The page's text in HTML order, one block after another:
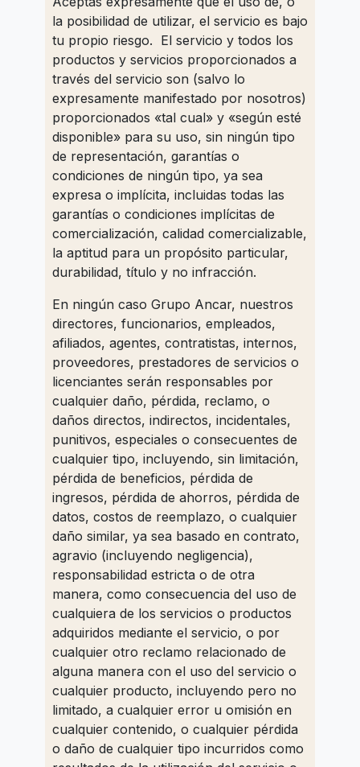
la posibilidad de utilizar, el servicio es bajo
tu propio riesgo. El servicio y todos los
productos y servicios proporcionados a
través del servicio son (salvo lo
expresamente manifestado por nosotros)
proporcionados «tal cual» y «según esté
disponible» para su uso, sin ningún tipo
de representación, garantías o
condiciones de ningún tipo, ya sea
expresa o implícita, incluidas todas las
garantías o condiciones implícitas de
comercialización, calidad comercializable,
la aptitud para un propósito particular,
durabilidad, título y no infracción.
En ningún caso Grupo Ancar, nuestros
directores, funcionarios, empleados,
afiliados, agentes, contratistas, internos,
proveedores, prestadores de servicios o
licenciantes serán responsables por
cualquier daño, pérdida, reclamo, o
daños directos, indirectos, incidentales,
punitivos, especiales o consecuentes de
cualquier tipo, incluyendo, sin limitación,
pérdida de beneficios, pérdida de
ingresos, pérdida de ahorros, pérdida de
datos, costos de reemplazo, o cualquier
daño similar, ya sea basado en contrato,
agravio (incluyendo negligencia),
responsabilidad estricta o de otra
manera, como consecuencia del uso de
cualquiera de los servicios o productos
adquiridos mediante el servicio, o por
cualquier otro reclamo relacionado de
alguna manera con el uso del servicio o
cualquier producto, incluyendo pero no
limitado, a cualquier error u omisión en
cualquier contenido, o cualquier pérdida
o daño de cualquier tipo incurridos como